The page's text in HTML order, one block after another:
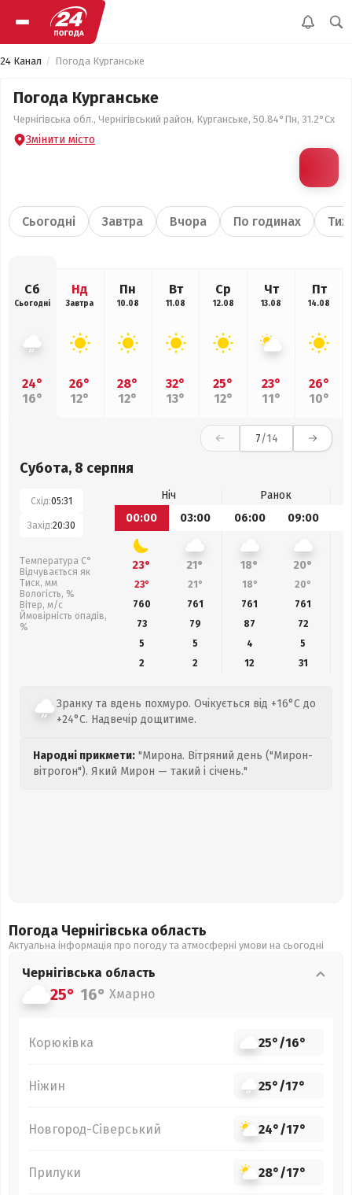
24 Канал Погода Курганське
Погода Курганське
Чернігівська обл., Чернігівський район, Курганське, 50.84°Пн, 31.2°Сх
Змінити місто
Сьогодні Завтра Вчора По годинах
Сб
Сьогодні
24°
16°
Нд
Завтра
26°
12°
Пн
10.08
28°
12°
Вт
11.08
32°
13°
Ср
12.08
25°
12°
Чт
13.08
23°
11°
Пт
14.08
26°
10°
7/14
Субота, 8 серпня
Схід:05:31
Захід:20:30
Температура С°
Відчувається як
Тиск, мм
Вологість, %
Вітер, м/с
Ймовірність опадів,
%
Ніч
Ранок
00:00
03:00 06:00 09:00
23° 21° 18° 20°
23° 21° 18° 20°
760
761 761 761
73
79 87 72
5
5 4
5
2
2 12 31
Зранку та вдень похмуро. Очікується від +16°C до
+24°C. Надвечір дощитиме.
Народні прикмети: "Мирона. Вітряний день ("Мирон-
вітрогон"). Який Мирон — такий і січень."
Погода Чернігівська область
Актуальна інформація про погоду та атмосферні умови на сьогодні
Чернігівська область
25° 16° Хмарно
Корюківка 25°/16°
Ніжин 25°/17°
Новгород-Сіверський 24°/17°
Прилуки 28°/17°